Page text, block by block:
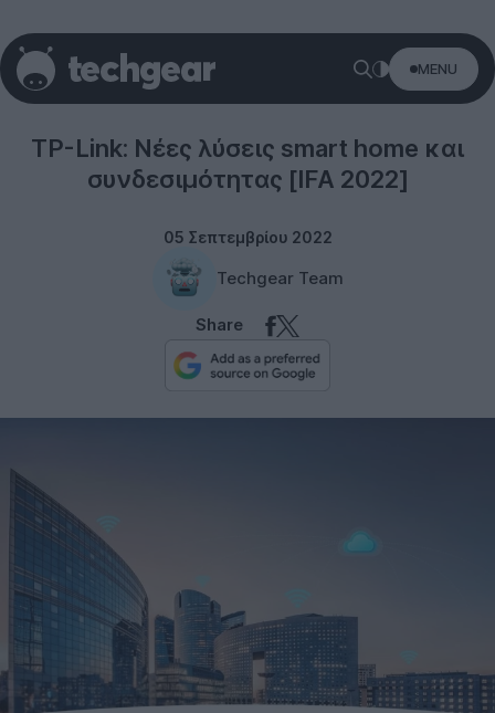
MENU
TP-Link: Νέες λύσεις smart home και
συνδεσιμότητας [IFA 2022]
05 Σεπτεμβρίου 2022
Techgear Team
Share